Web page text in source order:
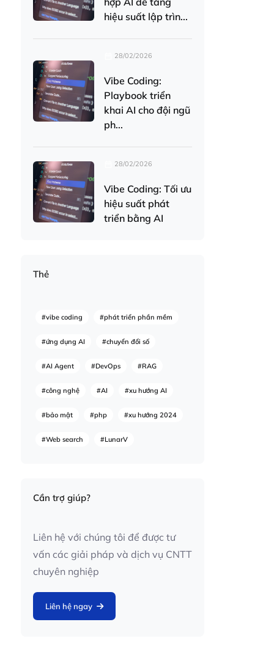
hiệu suất lập trìn...
28/02/2026
Vibe Coding:
Playbook triển
khai AI cho đội ngũ
ph...
28/02/2026
Vibe Coding: Tối ưu
hiệu suất phát
triển bằng AI
Thẻ
#vibe coding #phát triển phần mềm
#ứng dụng AI #chuyển đổi số
#AI Agent #DevOps #RAG
#công nghệ #AI #xu hướng AI
#bảo mật #php #xu hướng 2024
#Web search #LunarV
Cần trợ giúp?
Liên hệ với chúng tôi để được tư
vấn các giải pháp và dịch vụ CNTT
chuyên nghiệp
Liên hệ ngay